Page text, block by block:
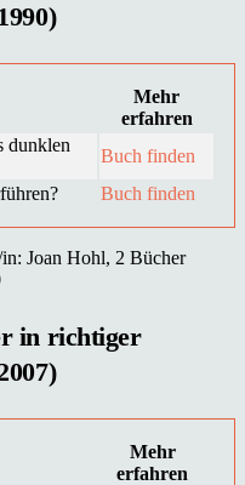
Mehr
erfahren
dunklen
Buch finden
Buch finden
Joan Hohl, 2 Bücher
in richtiger
Mehr
erfahren